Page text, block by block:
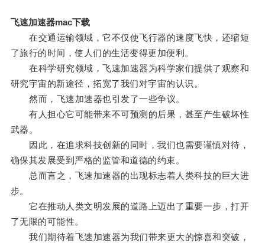
飞速加速器mac下载
在交通运输领域，它不仅使飞行器的速度飞快，还缩短
了旅行的时间，使人们的生活变得更加便利。
在科学研究领域，飞速加速器为科学家们提供了观察和
研究宇宙的新途径，拓宽了我们对宇宙的认识。
然而，飞速加速器也引发了一些争议。
有人担心它可能带来不可预测的后果，甚至产生破坏性
武器。
因此，在追求科技创新的同时，我们也需要谨慎对待，
确保其发展受到严格的监管和道德的约束。
总而言之，飞速加速器的出现标志着人类科技的巨大进
步。
它在推动人类文明发展的道路上迈出了重要一步，打开
了无限的可能性。
我们期待着飞速加速器为我们带来更大的惊喜和突破，